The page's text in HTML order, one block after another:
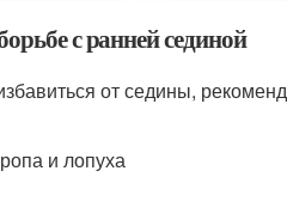
с ранней сединой
от седины,
и лопуха